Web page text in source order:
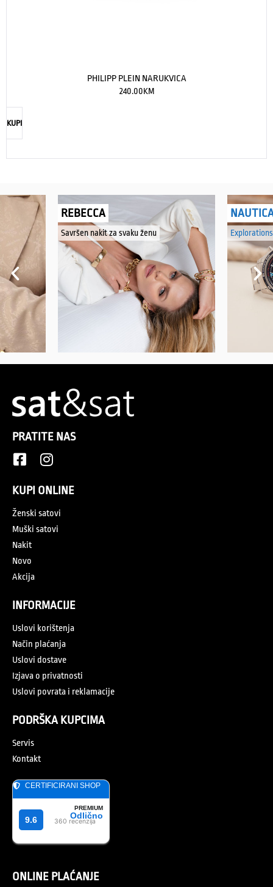
PHILIPP PLEIN NARUKVICA
240.00KM
KUPI
REBECCA
Savršen nakit za svaku ženu
PRATITE NAS
KUPI ONLINE
Ženski satovi
Muški satovi
Nakit
Novo
Akcija
INFORMACIJE
Uslovi korištenja
Način plaćanja
Uslovi dostave
Izjava o privatnosti
Uslovi povrata i reklamacije
PODRŠKA KUPCIMA
Servis
Kontakt
ONLINE PLAĆANJE